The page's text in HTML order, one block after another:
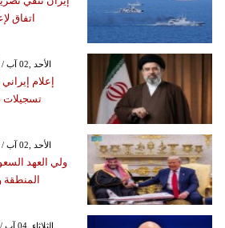
اتفاق
GMT 11:10 2026 الأحد ,02 آب / أغسطس
إعلام
تسجيلات
GMT 09:42 2026 الأحد ,02 آب / أغسطس
ولي العهد
المنطقة
GMT 16:49 2026 الثلاثاء ,04 آب / أغسطس